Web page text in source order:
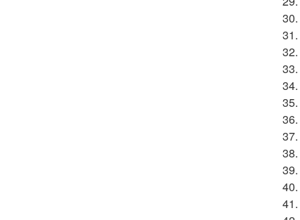
30.
31.
32.
33.
34.
35.
36.
37.
38.
39.
40.
41.